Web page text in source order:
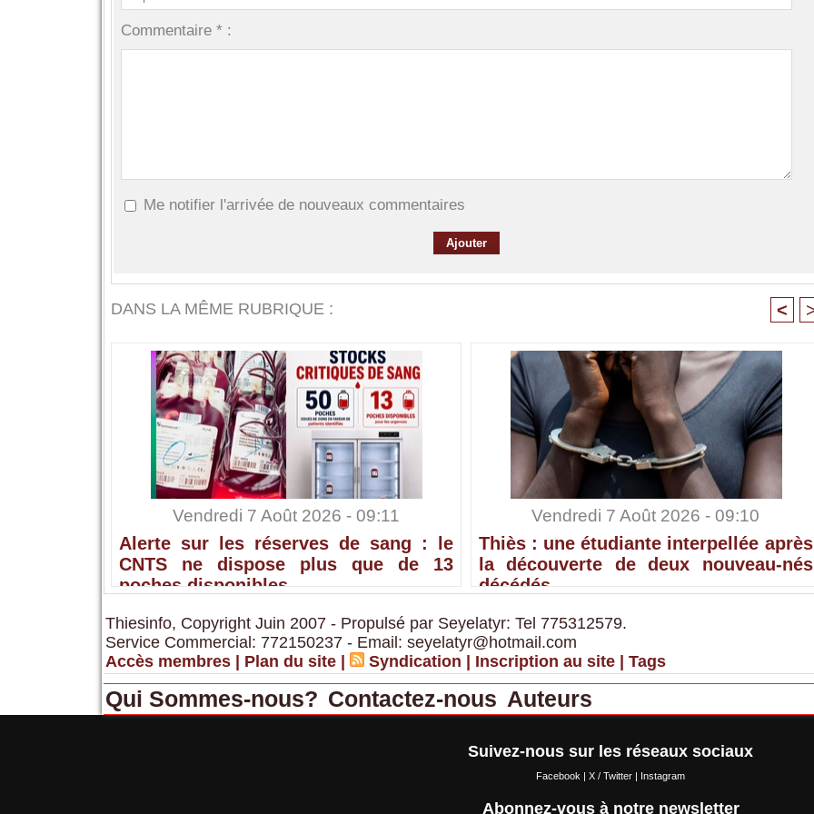
Commentaire * :
Me notifier l'arrivée de nouveaux commentaires
DANS LA MÊME RUBRIQUE : <
Vendredi 7 Août 2026 - 09:11
Alerte sur les réserves de sang : le
CNTS ne dispose plus que de 13
poches disponibles
Vendredi 7 Août 2026 - 09:10
Thiès : une étudiante interpellée après
la découverte de deux nouveau-nés
décédés
Thiesinfo, Copyright Juin 2007 - Propulsé par Seyelatyr: Tel 775312579.
Service Commercial: 772150237 - Email: seyelatyr@hotmail.com
Accès membres
Plan du site Syndication Inscription au site Tags
Qui Sommes-nous? Contactez-nous Auteurs
Suivez-nous sur les réseaux sociaux
Facebook | X / Twitter | Instagram
Abonnez-vous à notre newsletter